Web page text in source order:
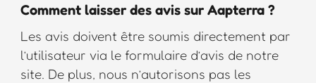
Comment laisser des avis sur Aapterra ?
Les avis doivent être soumis directement par
l’utilisateur via le formulaire d’avis de notre
site. De plus, nous n’autorisons pas les